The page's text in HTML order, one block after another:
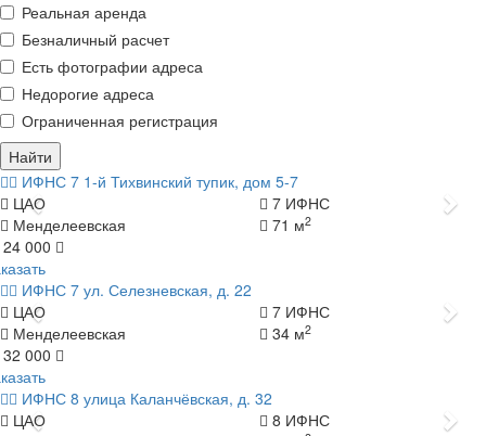
Реальная аренда
Безналичный расчет
Есть фотографии адреса
Недорогие адреса
Ограниченная регистрация
Найти
ИФНС 7 1-й Тихвинский тупик, дом 5-7
Назад
ЦАО
7 ИФНС
Менделеевская
71 м2
24 000
ИФНС 7 ул. Селезневская, д. 22
Назад
ЦАО
7 ИФНС
Менделеевская
34 м2
32 000
ИФНС 8 улица Каланчёвская, д. 32
Назад
ЦАО
8 ИФНС